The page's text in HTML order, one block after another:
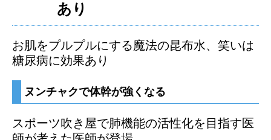
あり
お肌をプルプルにする魔法の昆布水、笑いは
糖尿病に効果あり
ヌンチャクで体幹が強くなる
スポーツ吹き屋で肺機能の活性化を目指す医